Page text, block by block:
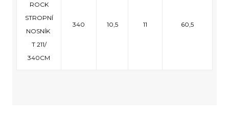
ROCK
STROPNÍ
NOSNÍK
T 211/
340CM
340 10,5 11 60,5